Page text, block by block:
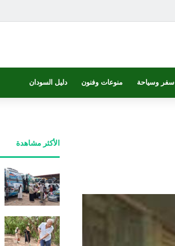
سفر وسياحة منوعات وفنون دليل السودان
الأكثر مشاهدة